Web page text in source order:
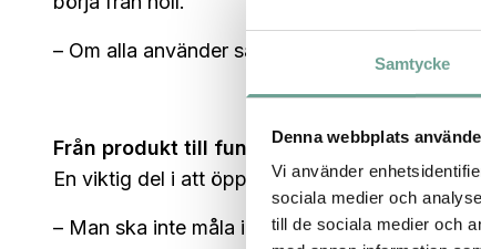
Samtycke
Denna webbplats
Vi använder
sociala medier och
till de sociala medier och
– Om alla använder samma krav får det
Från produkt till funktion
En viktig del i att öppna för innovation är hur
– Man ska inte måla in sig i att man ska köpa